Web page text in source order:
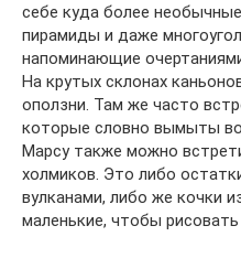
себе куда более
пирамиды и даже
напоминающие
На крутых склонах
оползни. Там же часто
которые словно вымыты
Марсу также можно
холмиков. Это либо
вулканами, либо же кочки
маленькие, чтобы рисовать